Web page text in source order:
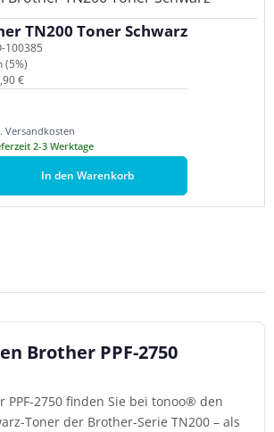
TN200 Toner Schwarz
100385
(5%)
€
Versandkosten
2-3 Werktage
In den Warenkorb
Brother PPF-2750
PPF-2750 finden Sie bei tonoo® den
Toner der Brother-Serie TN200 – als